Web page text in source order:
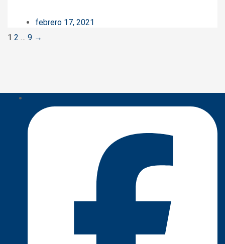
febrero 17, 2021
Posts
1 2 … 9 →